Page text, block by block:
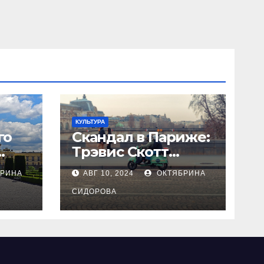
к
КУЛЬТУРА
Скандал в Париже:
Трэвис Скотт
устроил драку с
собственным
телохранителем
АВГ 10, 2024 ОКТЯБРИНА
СИДОРОВА